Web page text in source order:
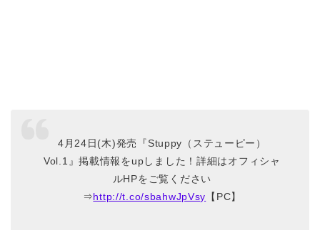
4月24日(木)発売『Stuppy（ステューピー）
Vol.1』掲載情報をupしました！詳細はオフィシャ
ルHPをご覧ください
⇒http://t.co/sbahwJpVsy 【PC】